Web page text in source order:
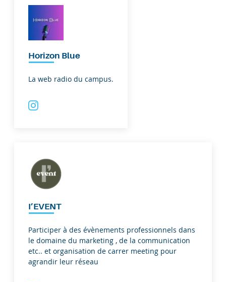
Horizon Blue
La web radio du campus.
I’EVENT
Participer à des évènements professionnels dans
le domaine du marketing , de la communication
etc.. et organisation de carrer meeting pour
agrandir leur réseau